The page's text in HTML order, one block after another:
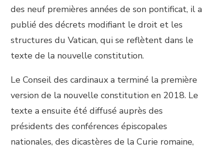
des neuf premières années de son pontificat, il a
publié des décrets modifiant le droit et les
structures du Vatican, qui se reflètent dans le
texte de la nouvelle constitution.
Le Conseil des cardinaux a terminé la première
version de la nouvelle constitution en 2018. Le
texte a ensuite été diffusé auprès des
présidents des conférences épiscopales
nationales, des dicastères de la Curie romaine,